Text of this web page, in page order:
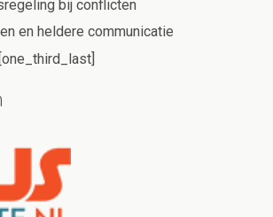
bij conflicten
en heldere communicatie